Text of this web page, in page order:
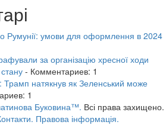
Румунії: умови для оформлення в 2024
за організацію хресної ходи
- Комментариев: 1
Трамп натякнув як Зеленський може
1
Буковина™. Всі права захищено.
Правова інформація.